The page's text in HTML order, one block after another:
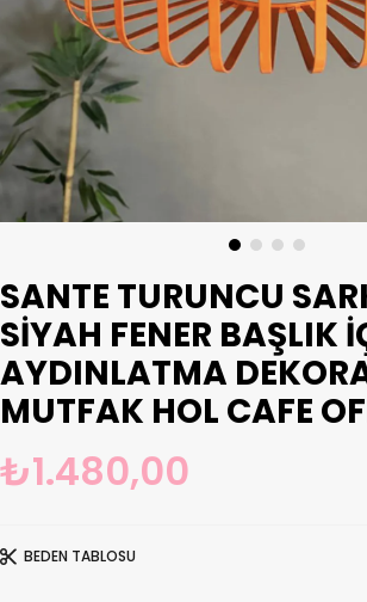
SANTE TURUNCU
SIYAH FENER BAŞLIK
AYDINLATMA
MUTFAK HOL CAFE
₺1.480,00
BEDEN TABLOSU